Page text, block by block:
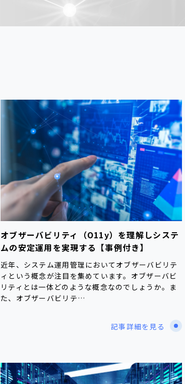
オブザーバビリティ（O11y）を理解しシステ
ムの安定運用を実現する【事例付き】
近年、システム運用管理においてオブザーバビリテ
ィという概念が注目を集めています。オブザーバビ
リティとは一体どのような概念なのでしょうか。ま
た、オブザーバビリテ…
記事詳細を見る